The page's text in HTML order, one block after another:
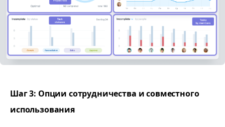
Шаг 3: Опции сотрудничества и совместного
использования